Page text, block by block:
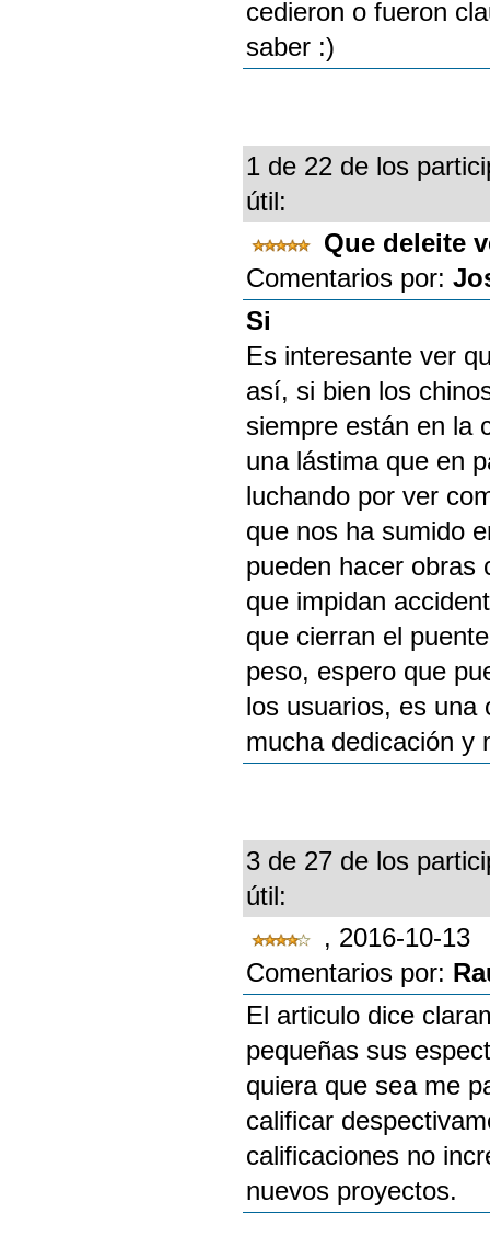
cedieron o fueron
saber :)
1 de 22 de los
útil:
Que deleite
Comentarios por:
Si
Es interesante ver
así, si bien los
siempre están en la
una lástima que en
luchando por ver
que nos ha sumido
pueden hacer obras
que impidan
que cierran el
peso, espero que
los usuarios, es una
mucha dedicación y
3 de 27 de los
útil:
, 2016-10-13
Comentarios por:
El articulo dice
pequeñas sus
quiera que sea me
calificar
calificaciones no
nuevos proyectos.